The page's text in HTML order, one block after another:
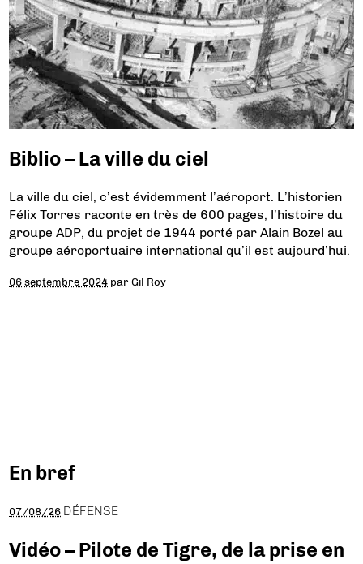
Biblio – La ville du ciel
La ville du ciel, c’est évidemment l’aéroport. L’historien
Félix Torres raconte en très de 600 pages, l’histoire du
groupe ADP, du projet de 1944 porté par Alain Bozel au
groupe aéroportuaire international qu’il est aujourd’hui.
06 septembre 2024 parGil Roy
En bref
07/08/26 DÉFENSE
Vidéo – Pilote de Tigre, de la prise en